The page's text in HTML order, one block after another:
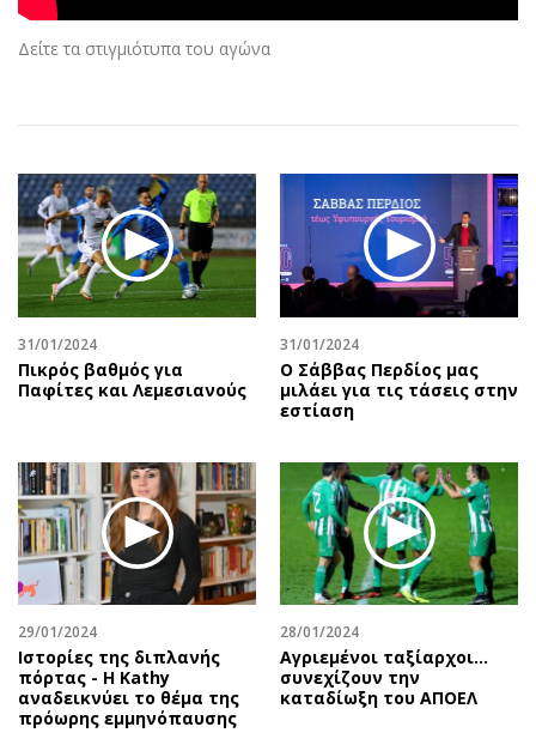
Αθλητισμός
Κύπρος
Διεθνή
Οικονομική
Οικονομία
Real Estate
Επιχειρήσεις
Αγορές
Money Review
AstroBank Properties
Ενέργεια
Ναυτιλία
Περιβάλλον
Ελλάδα
Κόσμος
Παράξενα
Πολιτισμός
Σινεμά
Geek
Social
Αφιερώματα
Πολιτική
Οικονομία
Γενικά
Αναδρομές
Πρόσωπα
Περιβάλλον
Γυναίκα
Showbiz
Ταξίδια
Συνταγές
Έξοδος
Media
Εκπομπές
Δείτε τα στιγμιότυπα του αγώνα
31/01/2024
Πικρός βαθμός για
Παφίτες και Λεμεσιανούς
31/01/2024
Ο Σάββας Περδίος μας
μιλάει για τις τάσεις στην
εστίαση
29/01/2024
Ιστορίες της διπλανής
πόρτας - Η Kathy
αναδεικνύει το θέμα της
πρόωρης εμμηνόπαυσης
28/01/2024
Αγριεμένοι ταξίαρχοι...
συνεχίζουν την
καταδίωξη του ΑΠΟΕΛ